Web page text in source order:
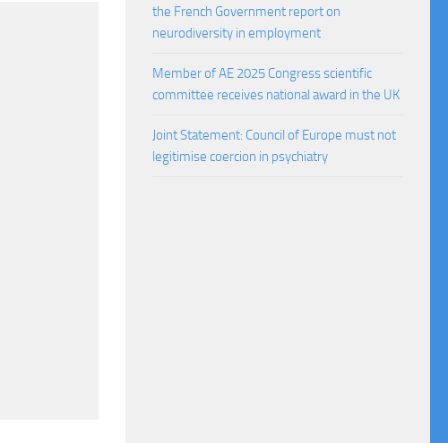
the French Government report on
neurodiversity in employment
Member of AE 2025 Congress scientific
committee receives national award in the UK
Joint Statement: Council of Europe must not
legitimise coercion in psychiatry